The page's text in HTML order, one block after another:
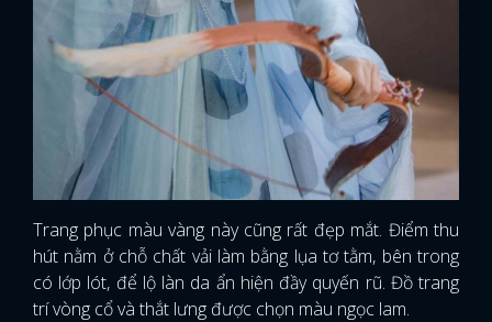
Trang phục màu vàng này cũng rất đẹp mắt. Điểm thu
hút nằm ở chỗ chất vải làm bằng lụa tơ tằm, bên trong
có lớp lót, để lộ làn da ẩn hiện đầy quyến rũ. Đồ trang
trí vòng cổ và thắt lưng được chọn màu ngọc lam.